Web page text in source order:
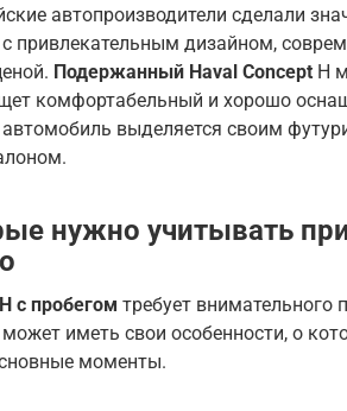
автопроизводители сделали
привлекательным дизайном,
Подержанный Haval Concept H
комфортабельный и хорошо
выделяется своим
нужно учитывать
с пробегом требует внимательного
может иметь свои особенности, о
моменты.